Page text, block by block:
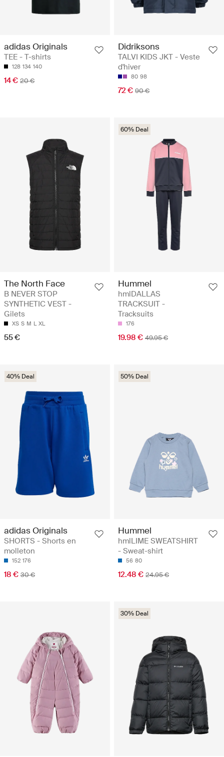
adidas Originals
TEE - T-shirts
128 134 140
14 € 20 €
Didriksons
TALVI KIDS JKT - Veste
d'hiver
80 98
72 € 90 €
The North Face
B NEVER STOP
SYNTHETIC VEST -
Gilets
XS S M L XL
55 €
60% Deal
Hummel
hmlDALLAS
TRACKSUIT -
Tracksuits
176
19.98 € 49.95 €
40% Deal
adidas Originals
SHORTS - Shorts en
molleton
152 176
18 € 30 €
50% Deal
Hummel
hmlLIME SWEATSHIRT
- Sweat-shirt
56 80
12.48 € 24.95 €
30% Deal